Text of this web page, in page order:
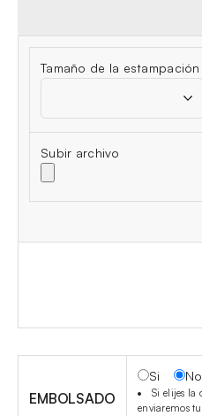
Tamaño de la estampación
Subir archivo
EMBOLSADO
Si No
Si elijes la
enviaremos